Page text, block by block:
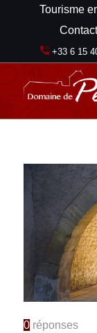
Tourisme
+33 6 15
0 réponses